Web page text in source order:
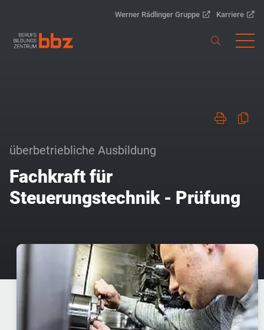
Werner Rädlinger Gruppe Karriere
überbetriebliche Ausbildung
Fachkraft für
Steuerungstechnik - Prüfung